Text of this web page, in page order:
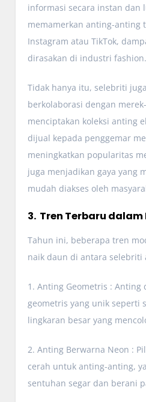
informasi secara instan dan
memamerkan anting-anting
Instagram atau TikTok,
dirasakan di industri fashion.
Tidak hanya itu, selebriti
berkolaborasi dengan
menciptakan koleksi anting
dijual kepada penggemar
meningkatkan popularitas
juga menjadikan gaya yang
mudah diakses oleh
3. Tren Terbaru
Tahun ini, beberapa tren
naik daun di antara selebriti
1. Anting Geometris :
geometris yang unik seperti
lingkaran besar yang
2. Anting Berwarna Neon :
cerah untuk anting-anting,
sentuhan segar dan berani